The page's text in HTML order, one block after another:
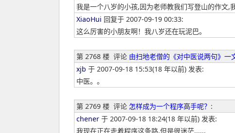
我是一个八岁的小孩,因为老师教我们写登山的作文
XiaoHui 回复于 2007-09-19 00:33:
这么厉害的小朋友啊！我八岁还在玩泥巴。
第 2768 楼 评论 由扫地老僧的《对中医说两句》一
xjb 于 2007-09-18 15:53(18 年以前) 发表:
中医。。
第 2769 楼 评论 怎样成为一个程序高手呢？ :
chener 于 2007-09-18 18:24(18 年以前) 发表:
我现在正在走着程序这条路,但是很迷茫......